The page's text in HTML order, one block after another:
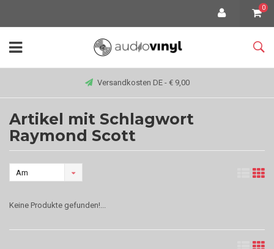
0
Versandkosten DE - € 9,00
Artikel mit Schlagwort
Raymond Scott
Am
angesehen
Keine Produkte gefunden!...